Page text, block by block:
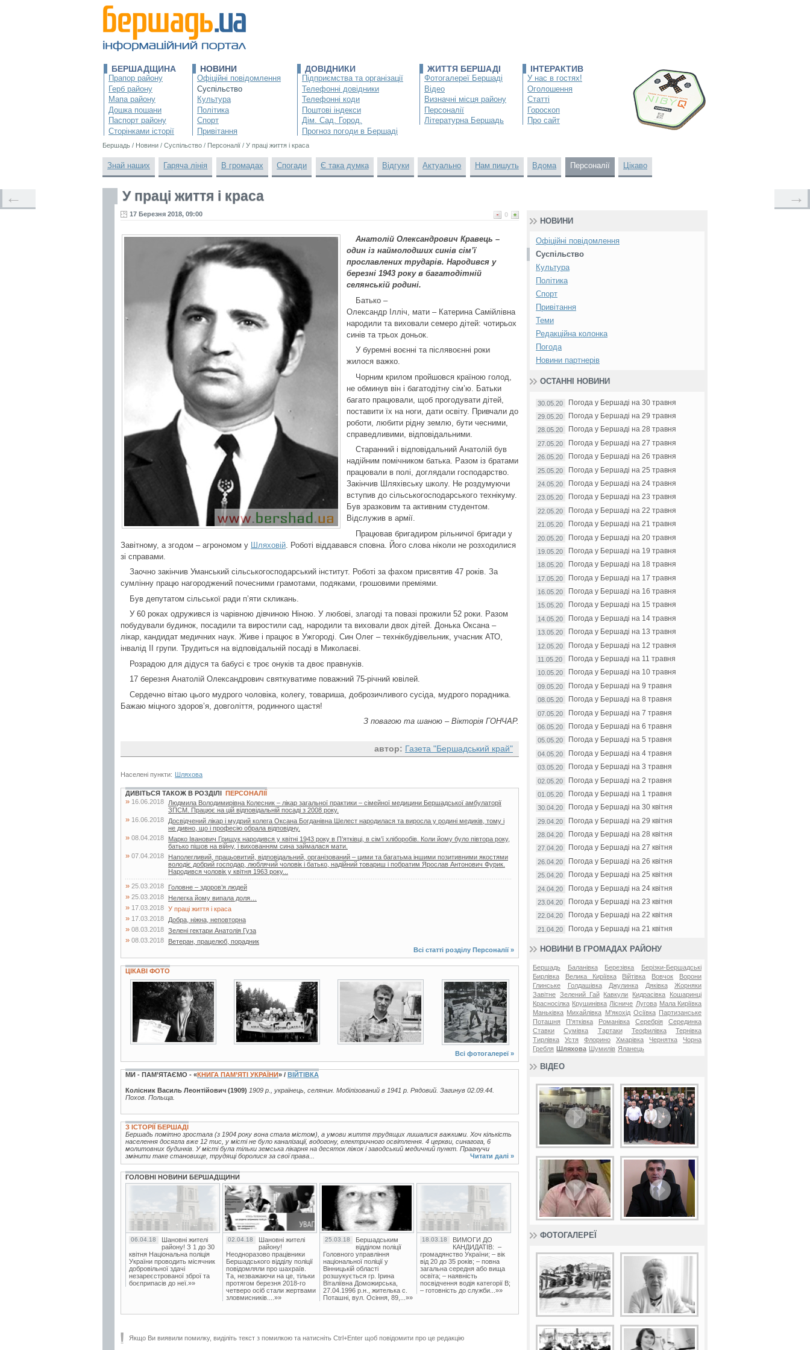
БЕРШАДЩИНА
Прапор району
Герб району
Мапа району
Дошка пошани
Паспорт району
Сторінками історії
НОВИНИ
Офіційні повідомлення
Суспільство
Культура
Політика
Спорт
Привітання
ДОВІДНИКИ
Підприємства та організації
Телефонні довідники
Телефонні коди
Поштові індекси
Дім. Сад. Город.
Прогноз погоди в Бершаді
ЖИТТЯ БЕРШАДІ
Фотогалереї Бершаді
Відео
Визначні місця району
Персоналії
Літературна Бершадь
ІНТЕРАКТИВ
У нас в гостях!
Оголошення
Статті
Гороскоп
Про сайт
Бершадь / Новини / Суспільство / Персоналії / У праці життя і краса
Знай наших Гаряча лінія В громадах Спогади Є така думка Відгуки Актуально Нам пишуть Вдома Персоналії Цікаво
У праці життя і краса
0
17 Березня 2018, 09:00
Анатолій Олександрович Кравець –
один із наймолодших синів сім’ї
прославлених трударів. Народився у
березні 1943 року в багатодітній
селянській родині.
Батько –
Олександр Ілліч, мати – Катерина Самійлівна
народили та виховали семеро дітей: чотирьох
синів та трьох доньок.
У буремні воєнні та післявоєнні роки
жилося важко.
Чорним крилом пройшовся країною голод,
не обминув він і багатодітну сім’ю. Батьки
багато працювали, щоб прогодувати дітей,
поставити їх на ноги, дати освіту. Привчали до
роботи, любити рідну землю, бути чесними,
справедливими, відповідальними.
Старанний і відповідальний Анатолій був
надійним помічником батька. Разом із братами
працювали в полі, доглядали господарство.
Закінчив Шляхівську школу. Не роздумуючи
вступив до сільськогосподарського технікуму.
Був зразковим та активним студентом.
Відслужив в армії.
Працював бригадиром рільничої бригади у
Завітному, а згодом – агрономом у
Шляховій . Роботі віддавався сповна. Його слова ніколи не розходилися
зі справами.
Заочно закінчив Уманський сільськогосподарський інститут. Роботі за фахом присвятив 47 років. За
сумлінну працю нагороджений почесними грамотами, подяками, грошовими преміями.
Був депутатом сільської ради п’яти скликань.
У 60 роках одружився із чарівною дівчиною Ніною. У любові, злагоді та повазі прожили 52 роки. Разом
побудували будинок, посадили та виростили сад, народили та виховали двох дітей. Донька Оксана –
лікар, кандидат медичних наук. Живе і працює в Ужгороді. Син Олег – технікбудівельник, учасник АТО,
інвалід ІІ групи. Трудиться на відповідальній посаді в Миколаєві.
Розрадою для дідуся та бабусі є троє онуків та двоє правнуків.
17 березня Анатолій Олександрович святкуватиме поважний 75-річний ювілей.
Сердечно вітаю цього мудрого чоловіка, колегу, товариша, доброзичливого сусіда, мудрого порадника.
Бажаю міцного здоров’я, довголіття, родинного щастя!
З повагою та шаною – Вікторія ГОНЧАР.
автор: Газета "Бершадський край"
Населені пункти: Шляхова
← →
ДИВІТЬСЯ ТАКОЖ В РОЗДІЛІ ПЕРСОНАЛІЇ
» 16.06.2018
Людмила Володимирівна Колесник – лікар загальної практики – сімейної медицини Бершадської амбулаторії
ЗПСМ. Працює на цій відповідальній посаді з 2008 року.
» 16.06.2018
Досвідчений лікар і мудрий колега Оксана Богданівна Шелест народилася та виросла у родині медиків, тому і
не дивно, що і професію обрала відповідну.
» 08.04.2018
Марко Іванович Грищук народився у квітні 1943 року в П’ятківці, в сім’ї хліборобів. Коли йому було півтора року,
батько пішов на війну, і вихованням сина займалася мати.
» 07.04.2018
Наполегливий, працьовитий, відповідальний, організований – цими та багатьма іншими позитивними якостями
володіє добрий господар, люблячий чоловік і батько, надійний товариш і побратим Ярослав Антонович Фурик.
Народився чоловік у квітня 1963 року...
» 25.03.2018 Головне – здоров’я людей
» 25.03.2018 Нелегка йому випала доля…
» 17.03.2018 У праці життя і краса
» 17.03.2018 Добра, ніжна, неповторна
» 08.03.2018 Зелені гектари Анатолія Гуза
» 08.03.2018
Ветеран, працелюб, порадник
Всі статті розділу Персоналії»
ЦІКАВІ ФОТО
2 фото 3 фото 17 фото
Всі фотогалереї »
МИ - ПАМ’ЯТАЄМО - «КНИГА ПАМ’ЯТІ УКРАЇНИ» / ВІЙТІВКА
Колісник Василь Леонтійович (1909) 1909 р., українець, селянин. Мобілізований в 1941 р. Рядовий. Загинув 02.09.44.
Похов. Польща.
З ІСТОРІЇ БЕРШАДІ
Бершадь помітно зростала (з 1904 року вона стала містом), а умови життя трудящих лишалися важкими. Хоч кількість
населення досягла вже 12 тис, у місті не було каналізації, водогону, електричного освітлення. 4 церкви, синагога, 6
молитовних будинків. У місті була тільки земська лікарня на десяток ліжок і заводський медичний пункт. Прагнучи
змінити таке становище, трудящі боролися за свої права...
Читати далі »
ГОЛОВНІ НОВИНИ БЕРШАДЩИНИ
06.04.18
Шановні жителі
району! З 1 до 30
квітня Національна поліція
України проводить місячник
добровільної здачі
незареєстрованої зброї та
боєприпасів до неї.»»
02.04.18
Шановні жителі
району!
Неодноразово працівники
Бершадського відділу поліції
повідомляли про шахраїв.
Та, незважаючи на це, тільки
протягом березня 2018-го
четверо осіб стали жертвами
зловмисників....»»
25.03.18
Бершадським
відділом поліції
Головного управління
національної поліції у
Вінницькій області
розшукується гр. Ірина
Віталіївна Доможирська,
27.04.1996 р.н., жителька с.
Поташні, вул. Осіння, 89,...»»
18.03.18
ВИМОГИ ДО
КАНДИДАТІВ: –
громадянство України; – вік
від 20 до 35 років; – повна
загальна середня або вища
освіта; – наявність
посвідчення водія категорії В;
– готовність до служби...»»
Якщо Ви виявили помилку, виділіть текст з помилкою та натисніть Ctrl+Enter щоб повідомити про це редакцію
НОВИНИ
Офіційні повідомлення
Суспільство
Культура
Політика
Спорт
Привітання
Теми
Редакційна колонка
Погода
Новини партнерів
ОСТАННІ НОВИНИ
30.05.20 Погода у Бершаді на 30 травня
29.05.20 Погода у Бершаді на 29 травня
28.05.20 Погода у Бершаді на 28 травня
27.05.20 Погода у Бершаді на 27 травня
26.05.20 Погода у Бершаді на 26 травня
25.05.20 Погода у Бершаді на 25 травня
24.05.20 Погода у Бершаді на 24 травня
23.05.20 Погода у Бершаді на 23 травня
22.05.20 Погода у Бершаді на 22 травня
21.05.20 Погода у Бершаді на 21 травня
20.05.20 Погода у Бершаді на 20 травня
19.05.20 Погода у Бершаді на 19 травня
18.05.20 Погода у Бершаді на 18 травня
17.05.20 Погода у Бершаді на 17 травня
16.05.20 Погода у Бершаді на 16 травня
15.05.20 Погода у Бершаді на 15 травня
14.05.20 Погода у Бершаді на 14 травня
13.05.20 Погода у Бершаді на 13 травня
12.05.20 Погода у Бершаді на 12 травня
11.05.20 Погода у Бершаді на 11 травня
10.05.20 Погода у Бершаді на 10 травня
09.05.20 Погода у Бершаді на 9 травня
08.05.20 Погода у Бершаді на 8 травня
07.05.20 Погода у Бершаді на 7 травня
06.05.20 Погода у Бершаді на 6 травня
05.05.20 Погода у Бершаді на 5 травня
04.05.20 Погода у Бершаді на 4 травня
03.05.20 Погода у Бершаді на 3 травня
02.05.20 Погода у Бершаді на 2 травня
01.05.20 Погода у Бершаді на 1 травня
30.04.20 Погода у Бершаді на 30 квітня
29.04.20 Погода у Бершаді на 29 квітня
28.04.20 Погода у Бершаді на 28 квітня
27.04.20 Погода у Бершаді на 27 квітня
26.04.20 Погода у Бершаді на 26 квітня
25.04.20 Погода у Бершаді на 25 квітня
24.04.20 Погода у Бершаді на 24 квітня
23.04.20 Погода у Бершаді на 23 квітня
22.04.20 Погода у Бершаді на 22 квітня
21.04.20 Погода у Бершаді на 21 квітня
НОВИНИ В ГРОМАДАХ РАЙОНУ
Бершадь Баланівка Березівка
Берізки-Бершадські
Бирлівка
Велика Киріївка Війтівка Вовчок
Ворони
Глинське
Голдашівка Джулинка Дяківка
Жорняки
Завітне Зелений Гай Кавкули Кидрасівка
Кошаринці
Красносілка Крушинівка Лісниче Лугова Мала Киріївка
Маньківка Михайлівка М'якохід Осіївка
Партизанське
Поташня
П'ятківка Романівка Серебрія
Серединка
Ставки
Сумівка Тартаки Теофилівка
Тернівка
Тирлівка
Устя Флорино Хмарівка Чернятка
Чорна
Гребля Шляхова Шумилів Яланець
ВІДЕО
ФОТОГАЛЕРЕЇ